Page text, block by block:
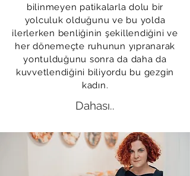
bilinmeyen patikalarla dolu bir
yolculuk olduğunu ve bu yolda
ilerlerken benliğinin şekillendiğini ve
her dönemeçte ruhunun yıpranarak
yontulduğunu sonra da daha da
kuvvetlendiğini biliyordu bu gezgin
kadın.
Dahası..